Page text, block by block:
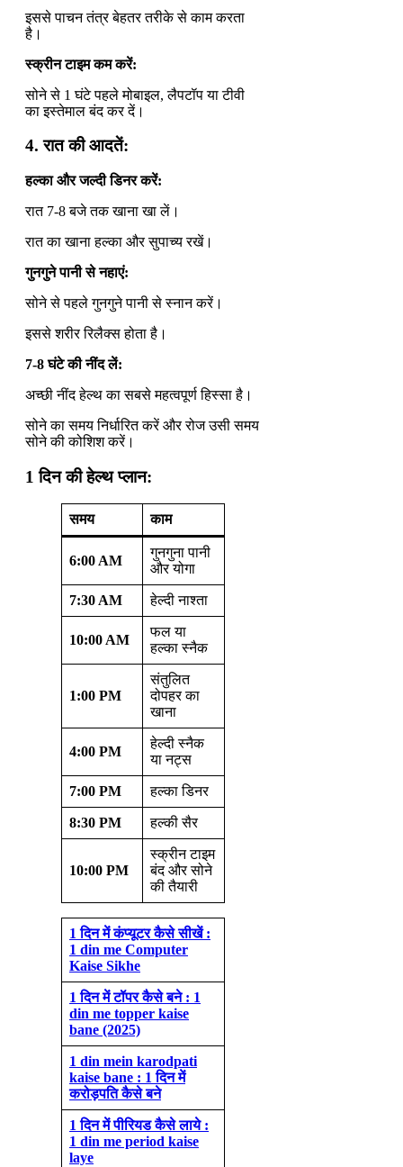
इससे पाचन तंत्र बेहतर तरीके से काम करता
है।
स्क्रीन टाइम कम करें:
सोने से 1 घंटे पहले मोबाइल, लैपटॉप या टीवी
का इस्तेमाल बंद कर दें।
4.रात की आदतें:
हल्का और जल्दी डिनर करें:
रात 7-8 बजे तक खाना खा लें।
रात का खाना हल्का और सुपाच्य रखें।
गुनगुने पानी से नहाएं:
सोने से पहले गुनगुने पानी से स्नान करें।
इससे शरीर रिलैक्स होता है।
7-8 घंटे की नींद लें:
अच्छी नींद हेल्थ का सबसे महत्वपूर्ण हिस्सा है।
सोने का समय निर्धारित करें और रोज उसी समय
सोने की कोशिश करें।
1 दिन की हेल्थ प्लान:
समय काम
6:00 AM
गुनगुना पानी
और योगा
7:30 AM हेल्दी नाश्ता
10:00 AM
फल या
हल्का स्नैक
1:00 PM
संतुलित
दोपहर का
खाना
4:00 PM
हेल्दी स्नैक
या नट्स
7:00 PM हल्का डिनर
8:30 PM हल्की सैर
10:00 PM
स्क्रीन टाइम
बंद और सोने
की तैयारी
1 दिन में कंप्यूटर कैसे सीखें :
1 din me Computer
Kaise Sikhe
1 दिन में टॉपर कैसे बने : 1
din me topper kaise
bane (2025)
1 din mein karodpati
kaise bane : 1 दिन में
करोड़पति कैसे बने
1 दिन में पीरियड कैसे लाये :
1 din me period kaise
laye